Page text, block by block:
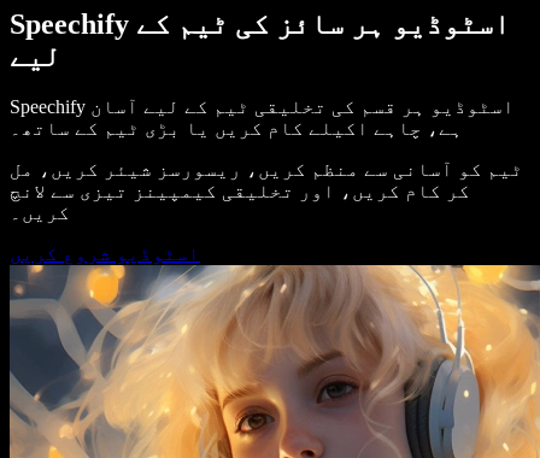
Speechify اسٹوڈیو ہر سائز کی ٹیم کے
لیے
Speechify اسٹوڈیو ہر قسم کی تخلیقی ٹیم کے لیے آسان
ہے، چاہے اکیلے کام کریں یا بڑی ٹیم کے ساتھ۔
ٹیم کو آسانی سے منظم کریں، ریسورسز شیئر کریں، مل
کر کام کریں، اور تخلیقی کیمپینز تیزی سے لانچ
کریں۔
اسٹوڈیو شروع کریں